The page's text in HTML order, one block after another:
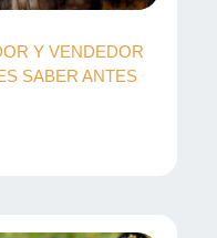
Y VENDEDOR
SABER ANTES